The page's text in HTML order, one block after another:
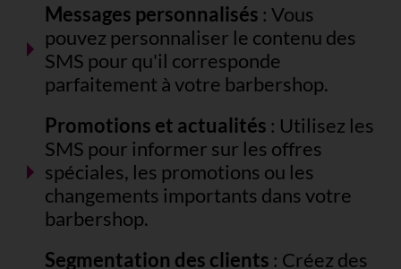
Messages personnalisés : Vous
pouvez personnaliser le contenu des
SMS pour qu'il corresponde
parfaitement à votre barbershop.
Promotions et actualités : Utilisez les
SMS pour informer sur les offres
spéciales, les promotions ou les
changements importants dans votre
barbershop.
Segmentation des clients : Créez des